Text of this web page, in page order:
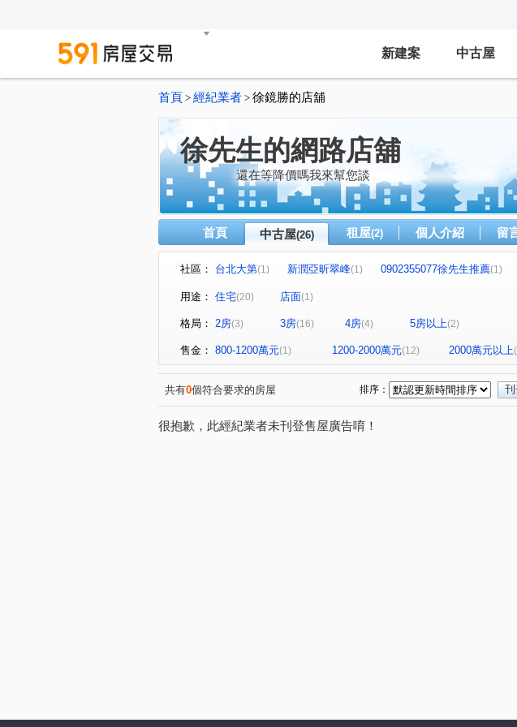
新建案 中古屋
首頁 > 經紀業者 > 徐鏡勝的店舖
徐先生的網路店舖
還在等降價嗎我來幫您談
首頁 中古屋(26) 租屋(2) 個人介紹 留
社區： 台北大第(1) 新潤亞昕翠峰(1) 0902355077徐先生推薦(1)
0902355077徐先生推薦
全球家年華 新潤都峰苑一期(1) 禾蓮心家園(1)
東帝士金銀座廣場 中華大都心(1) 一道彩虹田園小城(1)
徐先生推薦0902355077(1) 都峰苑二期(1) 現代金典(1)
徐先生推薦0902355077 幸福公園百合館(1) 金門街
思源路(2) 中信街(1) 中央路(3) 西盛街(1) 新樹路(1)
中正路(1) 泰林路二段 (1) 公園一路
用途： 住宅(20) 店面(1)
格局： 2房(3) 3房(16) 4房(4) 5房以上(2)
售金： 800-1200萬元(1) 1200-2000萬元(12) 2000萬元以上
共有0個符合要求的房屋 刊
排序：
很抱歉，此經紀業者未刊登售屋廣告唷！